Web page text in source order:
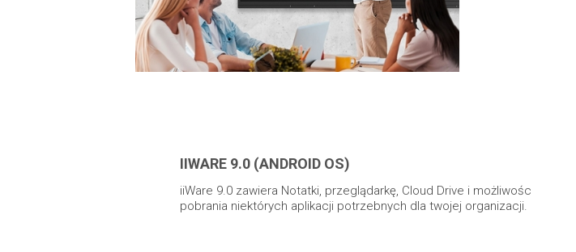
IIWARE 9.0 (ANDROID OS)
iiWare 9.0 zawiera Notatki, przeglądarkę, Cloud Drive i możliwośc
pobrania niektórych aplikacji potrzebnych dla twojej organizacji.